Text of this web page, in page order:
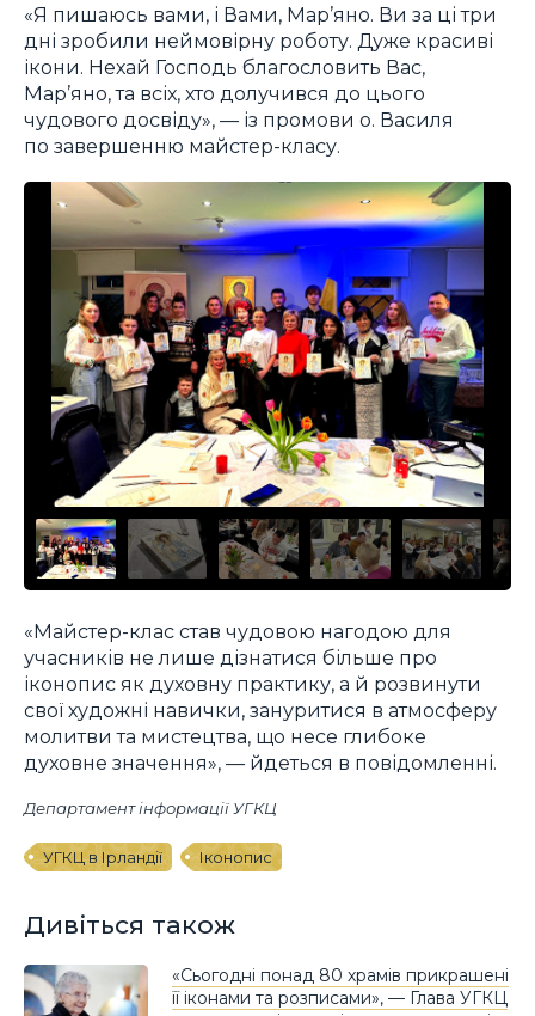
«Я пишаюсь вами, і Вами, Мар’яно. Ви за ці три
дні зробили неймовірну роботу. Дуже красиві
ікони. Нехай Господь благословить Вас,
Мар’яно, та всіх, хто долучився до цього
чудового досвіду», — із промови о. Василя
по завершенню майстер-класу.
«Майстер-клас став чудовою нагодою для
учасників не лише дізнатися більше про
іконопис як духовну практику, а й розвинути
свої художні навички, зануритися в атмосферу
молитви та мистецтва, що несе глибоке
духовне значення», — йдеться в повідомленні.
Департамент інформації УГКЦ
УГКЦ в Ірландії Іконопис
Дивіться також
«Сьогодні понад 80 храмів прикрашені
її іконами та розписами», — Глава УГКЦ